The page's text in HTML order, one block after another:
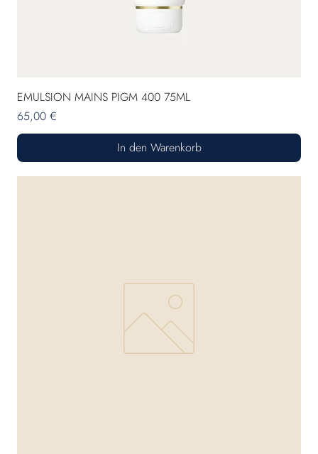
EMULSION MAINS PIGM 400 75ML
Preis
65,00 €
In den Warenkorb